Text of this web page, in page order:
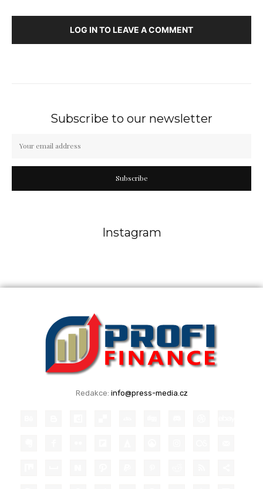
LOG IN TO LEAVE A COMMENT
Subscribe to our newsletter
Subscribe
Instagram
Redakce: info@press-media.cz